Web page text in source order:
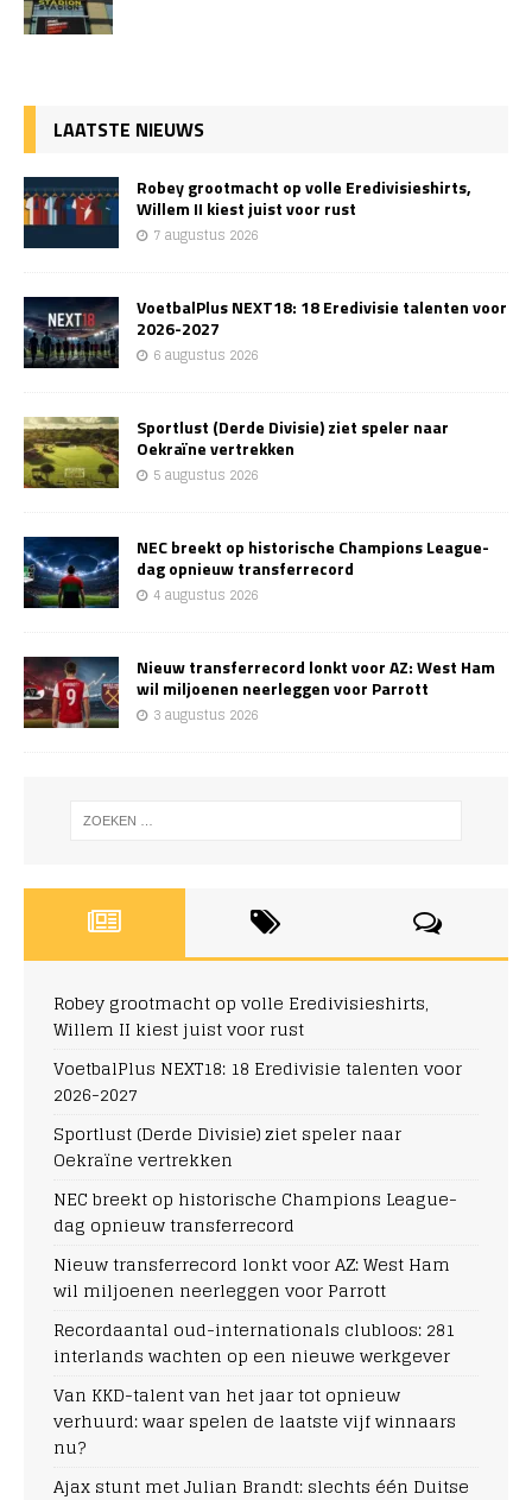
LAATSTE NIEUWS
Robey grootmacht op volle Eredivisieshirts,
Willem II kiest juist voor rust
7 augustus 2026
VoetbalPlus NEXT18: 18 Eredivisie talenten voor
2026-2027
6 augustus 2026
Sportlust (Derde Divisie) ziet speler naar
Oekraïne vertrekken
5 augustus 2026
NEC breekt op historische Champions League-
dag opnieuw transferrecord
4 augustus 2026
Nieuw transferrecord lonkt voor AZ: West Ham
wil miljoenen neerleggen voor Parrott
3 augustus 2026
Robey grootmacht op volle Eredivisieshirts,
Willem II kiest juist voor rust
VoetbalPlus NEXT18: 18 Eredivisie talenten voor
2026-2027
Sportlust (Derde Divisie) ziet speler naar
Oekraïne vertrekken
NEC breekt op historische Champions League-
dag opnieuw transferrecord
Nieuw transferrecord lonkt voor AZ: West Ham
wil miljoenen neerleggen voor Parrott
Recordaantal oud-internationals clubloos: 281
interlands wachten op een nieuwe werkgever
Van KKD-talent van het jaar tot opnieuw
verhuurd: waar spelen de laatste vijf winnaars
nu?
Ajax stunt met Julian Brandt: slechts één Duitse